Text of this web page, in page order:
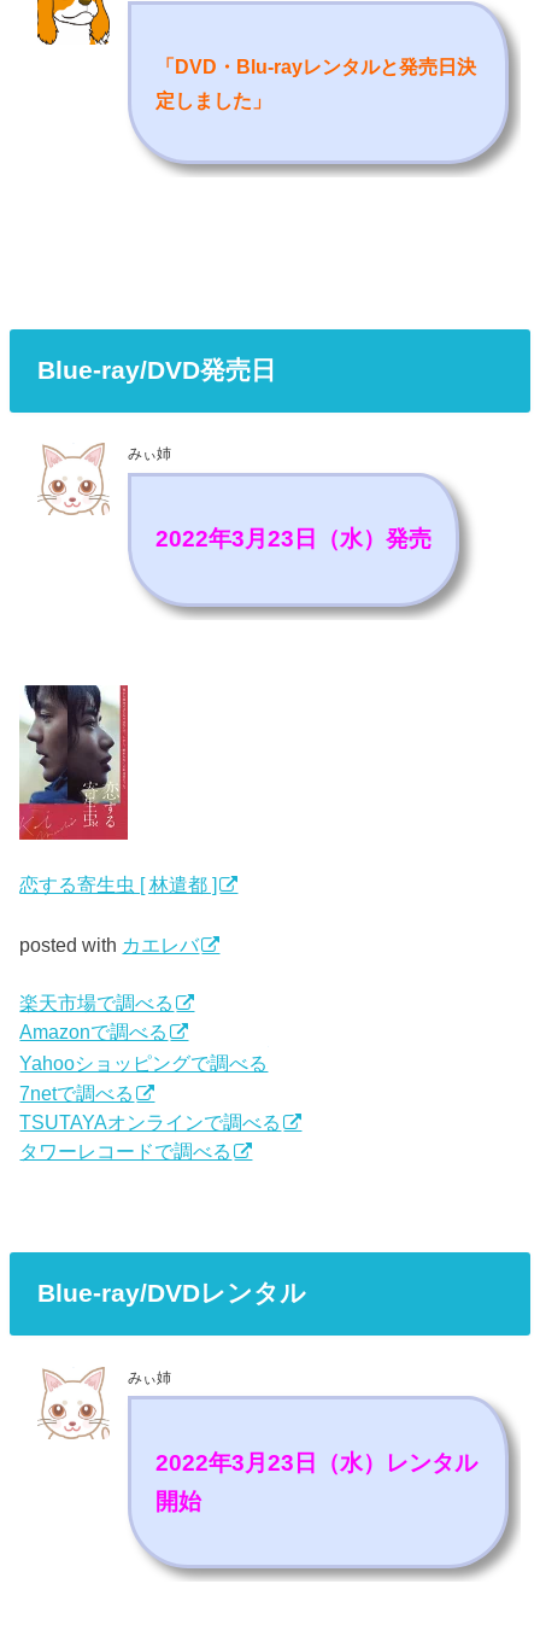
「DVD・Blu-rayレンタルと発売日決
定しました 」
Blue-ray/DVD発売日
みぃ姉
2022年3月23日（水）発売
恋する寄生虫 [ 林遣都 ]
posted with カエレバ
楽天市場で調べる
Amazonで調べる
Yahooショッピングで調べる
7netで調べる
TSUTAYAオンラインで調べる
タワーレコードで調べる
Blue-ray/DVDレンタル
みぃ姉
2022年3月23日（水）レンタル
開始